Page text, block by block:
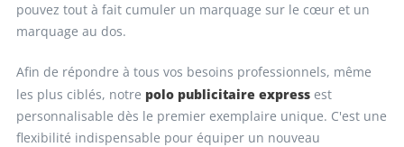
pouvez tout à fait cumuler un marquage sur le cœur et un
marquage au dos.
Afin de répondre à tous vos besoins professionnels, même
les plus ciblés, notre polo publicitaire expressest
personnalisable dès le premier exemplaire unique. C'est une
flexibilité indispensable pour équiper un nouveau